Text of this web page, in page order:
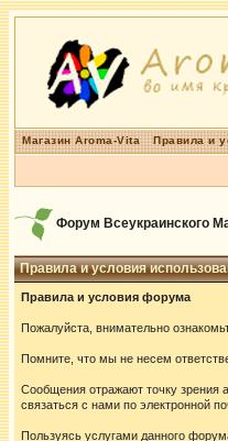
Магазин Aroma-Vita Правила и
Форум Всеукраинского
Правила и условия
Правила и условия форума
Пожалуйста, внимательно
Помните, что мы не несем
Сообщения отражают точку зрения
связаться с нами по электронной
Пользуясь услугами данного